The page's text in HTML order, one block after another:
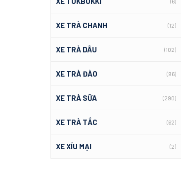
XE TRÀ CHANH (12)
XE TRÀ DÂU (102)
XE TRÀ ĐÀO (96)
XE TRÀ SỮA (290)
XE TRÀ TẮC (62)
XE XÍU MẠI (2)